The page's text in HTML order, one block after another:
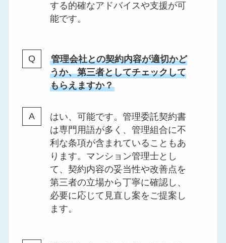
する的確なアドバイスや支援が可
能です。
管理会社との契約内容が適切かど
うか、第三者としてチェックして
もらえますか？
はい、可能です。管理委託契約書
は専門用語が多く、管理組合に不
利な条項が含まれていることもあ
ります。マンション管理士とし
て、契約内容の妥当性や改善点を
第三者の立場から丁寧に確認し、
必要に応じて見直し案をご提案し
ます。